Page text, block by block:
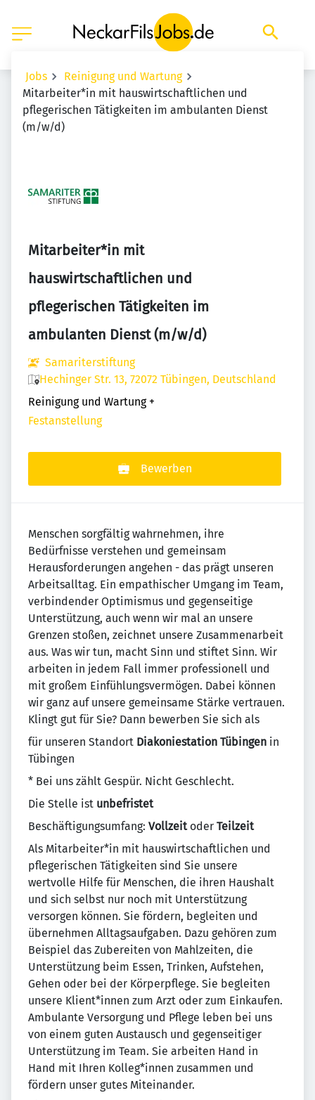
Jobs
Reinigung und Wartung
Mitarbeiter*in mit hauswirtschaftlichen und
pflegerischen Tätigkeiten im ambulanten Dienst
(m/w/d)
Mitarbeiter*in mit
hauswirtschaftlichen und
pflegerischen Tätigkeiten im
ambulanten Dienst (m/w/d)
Samariterstiftung
Hechinger Str. 13, 72072 Tübingen, Deutschland
Reinigung und Wartung +
Festanstellung
Bewerben
Menschen sorgfältig wahrnehmen, ihre
Bedürfnisse verstehen und gemeinsam
Herausforderungen angehen - das prägt unseren
Arbeitsalltag. Ein empathischer Umgang im Team,
verbindender Optimismus und gegenseitige
Unterstützung, auch wenn wir mal an unsere
Grenzen stoßen, zeichnet unsere Zusammenarbeit
aus. Was wir tun, macht Sinn und stiftet Sinn. Wir
arbeiten in jedem Fall immer professionell und
mit großem Einfühlungsvermögen. Dabei können
wir ganz auf unsere gemeinsame Stärke vertrauen.
Klingt gut für Sie? Dann bewerben Sie sich als
für unseren Standort Diakoniestation Tübingen in
Tübingen
* Bei uns zählt Gespür. Nicht Geschlecht.
Die Stelle ist unbefristet
Beschäftigungsumfang: Vollzeit oder Teilzeit
Als Mitarbeiter*in mit hauswirtschaftlichen und
pflegerischen Tätigkeiten sind Sie unsere
wertvolle Hilfe für Menschen, die ihren Haushalt
und sich selbst nur noch mit Unterstützung
versorgen können. Sie fördern, begleiten und
übernehmen Alltagsaufgaben. Dazu gehören zum
Beispiel das Zubereiten von Mahlzeiten, die
Unterstützung beim Essen, Trinken, Aufstehen,
Gehen oder bei der Körperpflege. Sie begleiten
unsere Klient*innen zum Arzt oder zum Einkaufen.
Ambulante Versorgung und Pflege leben bei uns
von einem guten Austausch und gegenseitiger
Unterstützung im Team. Sie arbeiten Hand in
Hand mit Ihren Kolleg*innen zusammen und
fördern unser gutes Miteinander.